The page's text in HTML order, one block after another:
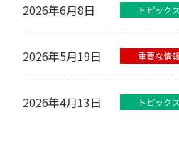
2026年6月8日 トピックス
2026年5月19日 重要な情
2026年4月13日 トピックス